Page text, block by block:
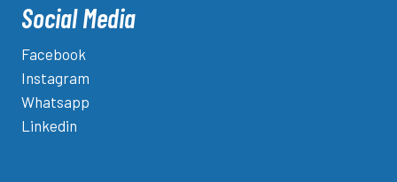
Social Media
Facebook
Instagram
Whatsapp
Linkedin